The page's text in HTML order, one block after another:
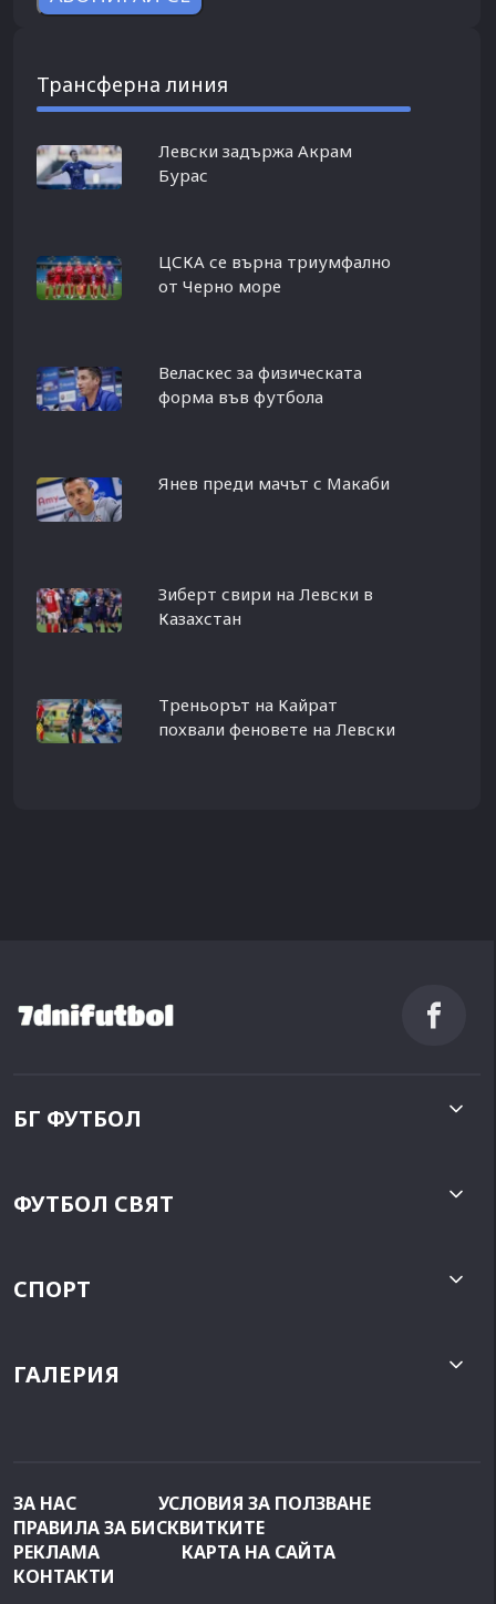
Трансферна линия
Левски задържа Акрам
Бурас
ЦСКА се върна триумфално
от Черно море
Веласкес за физическата
форма във футбола
Янев преди мачът с Макаби
Зиберт свири на Левски в
Казахстан
Треньорът на Кайрат
похвали феновете на Левски
БГ ФУТБОЛ
ФУТБОЛ СВЯТ
СПОРТ
ГАЛЕРИЯ
ЗА НАС
УСЛОВИЯ ЗА ПОЛЗВАНЕ
ПРАВИЛА ЗА БИСКВИТКИТЕ
РЕКЛАМА
КАРТА НА САЙТА
КОНТАКТИ